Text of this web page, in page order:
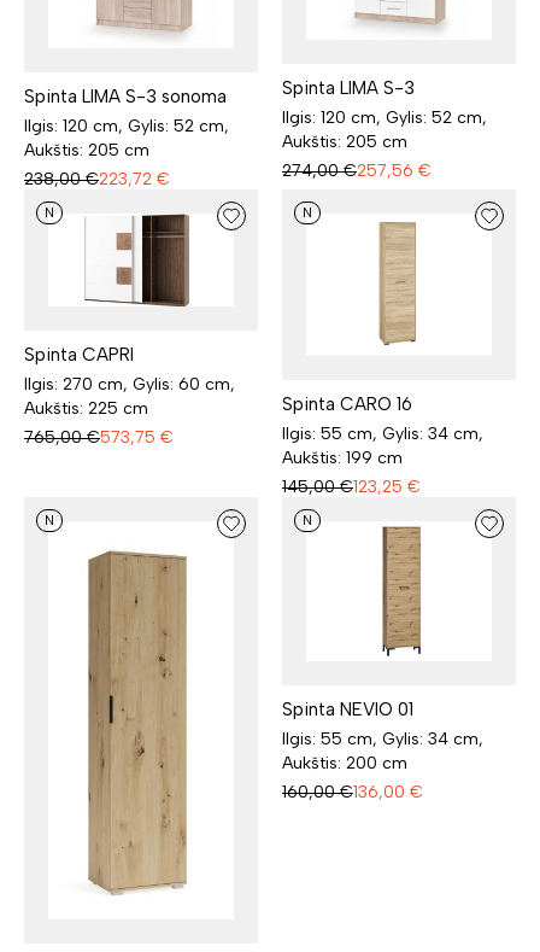
Spinta LIMA S-3 sonoma
Ilgis: 120 cm, Gylis: 52 cm,
Aukštis: 205 cm
238,00 €223,72 €
Spinta LIMA S-3
Ilgis: 120 cm, Gylis: 52 cm,
Aukštis: 205 cm
274,00 €257,56 €
N
Spinta CAPRI
Ilgis: 270 cm, Gylis: 60 cm,
Aukštis: 225 cm
765,00 €573,75 €
N
Spinta CARO 16
Ilgis: 55 cm, Gylis: 34 cm,
Aukštis: 199 cm
145,00 €123,25 €
N N
Spinta NEVIO 01
Ilgis: 55 cm, Gylis: 34 cm,
Aukštis: 200 cm
160,00 €136,00 €